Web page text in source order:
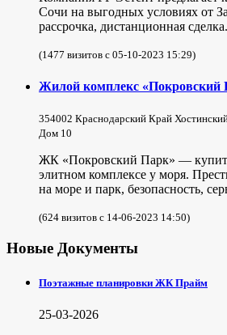
Сочи на выгодных условиях от
рассрочка, дистанционная сделка.
(1477 визитов с 05-10-2023 15:29)
Жилой комплекс «Покровский
354002 Краснодарский Край
Дом 10
ЖК «Покровский Парк» —
элитном комплексе у моря.
на море и парк, безопасность,
(624 визитов с 14-06-2023 14:50)
Новые Документы
Поэтажные планировки ЖК Прайм
25-03-2026